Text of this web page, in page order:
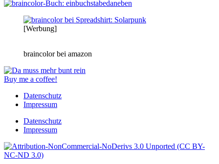
[Werbung]
braincolor bei amazon
Buy me a coffee!
Datenschutz
Impressum
Datenschutz
Impressum